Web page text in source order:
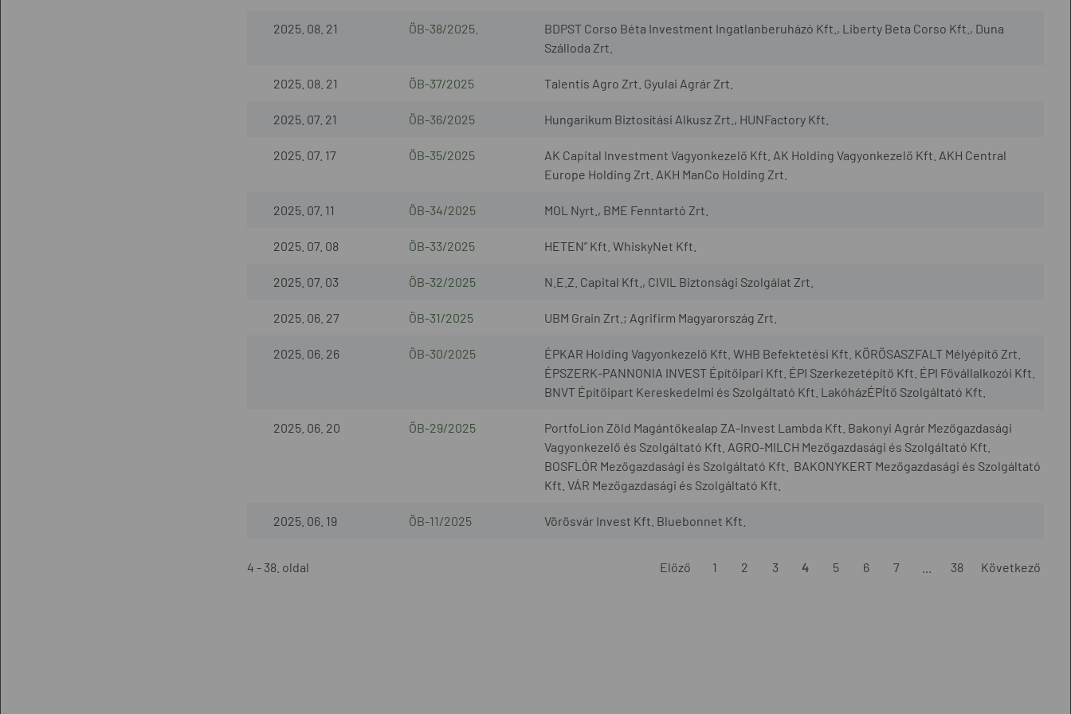
2025. 08. 21 ÖB-38/2025.
BDPST Corso Béta Investment Ingatlanberuházó Kft., Liberty Beta Corso Kft., Duna
Szálloda Zrt.
2025. 08. 21 ÖB-37/2025 Talentis Agro Zrt. Gyulai Agrár Zrt.
2025. 07. 21 ÖB-36/2025 Hungarikum Biztosítási Alkusz Zrt., HUNFactory Kft.
2025. 07. 17 ÖB-35/2025
AK Capital Investment Vagyonkezelő Kft. AK Holding Vagyonkezelő Kft. AKH Central
Europe Holding Zrt. AKH ManCo Holding Zrt.
2025. 07. 11 ÖB-34/2025 MOL Nyrt., BME Fenntartó Zrt.
2025. 07. 08 ÖB-33/2025 HETEN” Kft. WhiskyNet Kft.
2025. 07. 03 ÖB-32/2025 N.E.Z. Capital Kft., CIVIL Biztonsági Szolgálat Zrt.
2025. 06. 27 ÖB-31/2025 UBM Grain Zrt.; Agrifirm Magyarország Zrt.
2025. 06. 26 ÖB-30/2025
ÉPKAR Holding Vagyonkezelő Kft. WHB Befektetési Kft. KÖRÖSASZFALT Mélyépítő Zrt.
ÉPSZERK-PANNONIA INVEST Építőipari Kft. ÉPI Szerkezetépítő Kft. ÉPI Fővállalkozói Kft.
BNVT Építőipart Kereskedelmi és Szolgáltató Kft. LakóházÉPÍtő Szolgáltató Kft.
2025. 06. 20 ÖB-29/2025
PortfoLion Zöld Magántőkealap ZA-Invest Lambda Kft. Bakonyi Agrár Mezőgazdasági
Vagyonkezelő és Szolgáltató Kft. AGRO-MILCH Mezőgazdasági és Szolgáltató Kft.
BOSFLÓR Mezőgazdasági és Szolgáltató Kft. BAKONYKERT Mezőgazdasági és Szolgáltató
Kft. VÁR Mezőgazdasági és Szolgáltató Kft.
2025. 06. 19 ÖB-11/2025 Vörösvár Invest Kft. Bluebonnet Kft.
4 - 38. oldal Előző 1 2 3 4 5 6 7 38 Következő